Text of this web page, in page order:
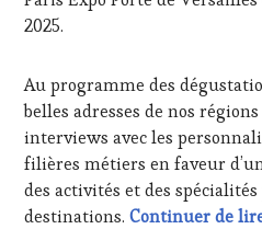
HAUTE
INVITATIONS
&
WINE
TASTING ,
JEU,
MASTERCLASS
2025.
Au programme des
belles adresses de nos
interviews avec les
filières métiers en faveur
des activités et des
destinations.Continuer de